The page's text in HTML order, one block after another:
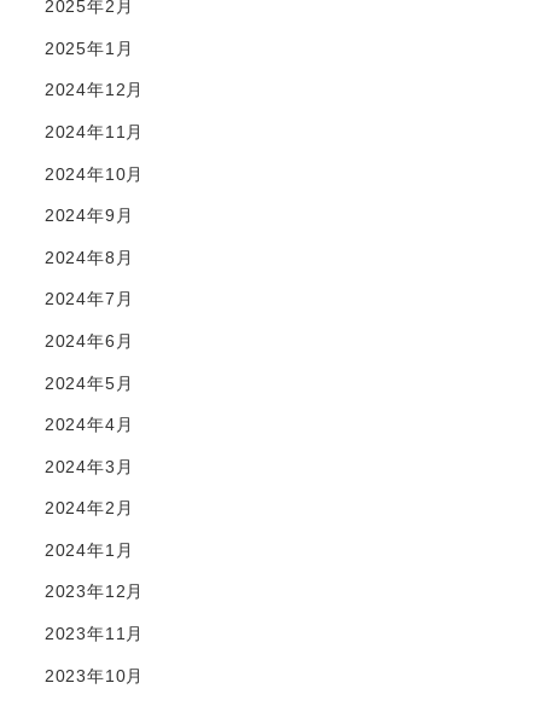
2025年2月
2025年1月
2024年12月
2024年11月
2024年10月
2024年9月
2024年8月
2024年7月
2024年6月
2024年5月
2024年4月
2024年3月
2024年2月
2024年1月
2023年12月
2023年11月
2023年10月